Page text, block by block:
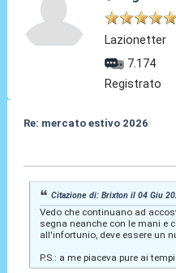
Lazionetter
7.174
Registrato
Re: mercato estivo 2026
Citazione di: Brixton il 04 Giu
Vedo che continuano ad
segna neanche con le mani e
all'infortunio, deve essere un
P.S.: a me piaceva pure ai